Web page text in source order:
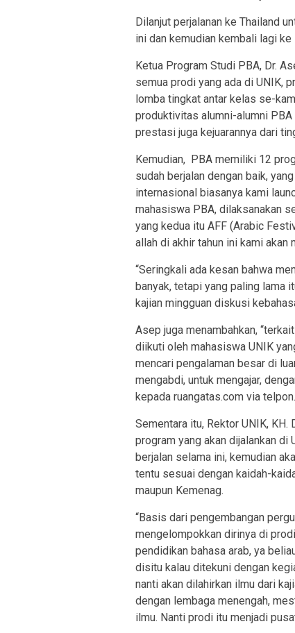
Dilanjut perjalanan ke Thailand
ini dan kemudian kembali lagi ke
Ketua Program Studi PBA, Dr.
semua prodi yang ada di UNIK,
lomba tingkat antar kelas se-
produktivitas alumni-alumni
prestasi juga kejuarannya dari
Kemudian, PBA memiliki 12
sudah berjalan dengan baik,
internasional biasanya kami
mahasiswa PBA, dilaksanakan
yang kedua itu AFF (Arabic
allah di akhir tahun ini kami akan
“Seringkali ada kesan bahwa
banyak, tetapi yang paling lama
kajian mingguan diskusi
Asep juga menambahkan,
diikuti oleh mahasiswa UNIK
mencari pengalaman besar di
mengabdi, untuk mengajar,
kepada ruangatas.com via telpon.
Sementara itu, Rektor UNIK, KH.
program yang akan dijalankan di
berjalan selama ini, kemudian
tentu sesuai dengan kaidah-
maupun Kemenag.
“Basis dari pengembangan
mengelompokkan dirinya di
pendidikan bahasa arab, ya
disitu kalau ditekuni dengan
nanti akan dilahirkan ilmu dari
dengan lembaga menengah,
ilmu. Nanti prodi itu menjadi